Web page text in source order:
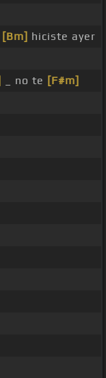
[Bm] hiciste ayer
_ no te [F#m]